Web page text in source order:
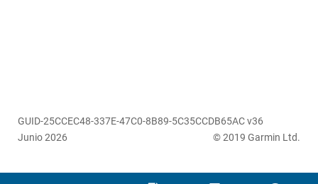
GUID-25CCEC48-337E-47C0-8B89-5C35CCDB65AC v36
Junio 2026
© 2019 Garmin Ltd.